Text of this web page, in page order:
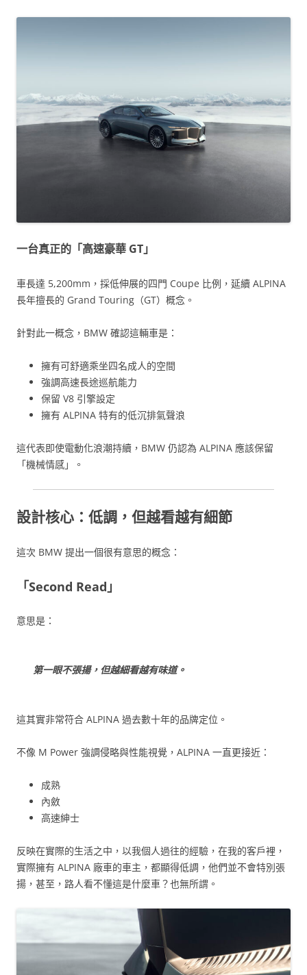
一台真正的「高速豪華 GT」
車長達 5,200mm，採低伸展的四門 Coupe 比例，延續 ALPINA
長年擅長的 Grand Touring（GT）概念。
針對此一概念，BMW 確認這輛車是：
擁有可舒適乘坐四名成人的空間
強調高速長途巡航能力
保留 V8 引擎設定
擁有 ALPINA 特有的低沉排氣聲浪
這代表即使電動化浪潮持續，BMW 仍認為 ALPINA 應該保留
「機械情感」。
設計核心：低調，但越看越有細節
這次 BMW 提出一個很有意思的概念：
「Second Read」
意思是：
第一眼不張揚，但越細看越有味道。
這其實非常符合 ALPINA 過去數十年的品牌定位。
不像 M Power 強調侵略與性能視覺，ALPINA 一直更接近：
成熟
內斂
高速紳士
反映在實際的生活之中，以我個人過往的經驗，在我的客戶裡，
實際擁有 ALPINA 廠車的車主，都顯得低調，他們並不會特別張
揚，甚至，路人看不懂這是什麼車？也無所謂。